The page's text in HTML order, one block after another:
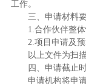
工作。
三、申请材料
1.合作伙伴整
2.项目申请及
以上文件为扫
四、申请截止
申请机构将申